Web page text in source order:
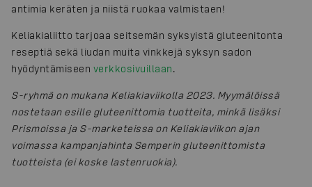
antimia keräten ja niistä ruokaa valmistaen!
Keliakialiitto tarjoaa seitsemän syksyistä gluteenitonta
reseptiä sekä liudan muita vinkkejä syksyn sadon
hyödyntämiseen verkkosivuillaan.
S-ryhmä on mukana Keliakiaviikolla 2023. Myymälöissä
nostetaan esille gluteenittomia tuotteita, minkä lisäksi
Prismoissa ja S-marketeissa on Keliakiaviikon ajan
voimassa kampanjahinta Semperin gluteenittomista
tuotteista (ei koske lastenruokia).